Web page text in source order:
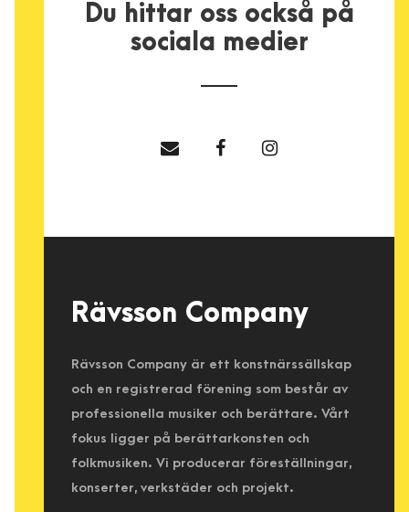
Du hittar oss också på
sociala medier
Rävsson Company
Rävsson Company är ett konstnärssällskap
och en registrerad förening som består av
professionella musiker och berättare. Vårt
fokus ligger på berättarkonsten och
folkmusiken. Vi producerar föreställningar,
konserter, verkstäder och projekt.